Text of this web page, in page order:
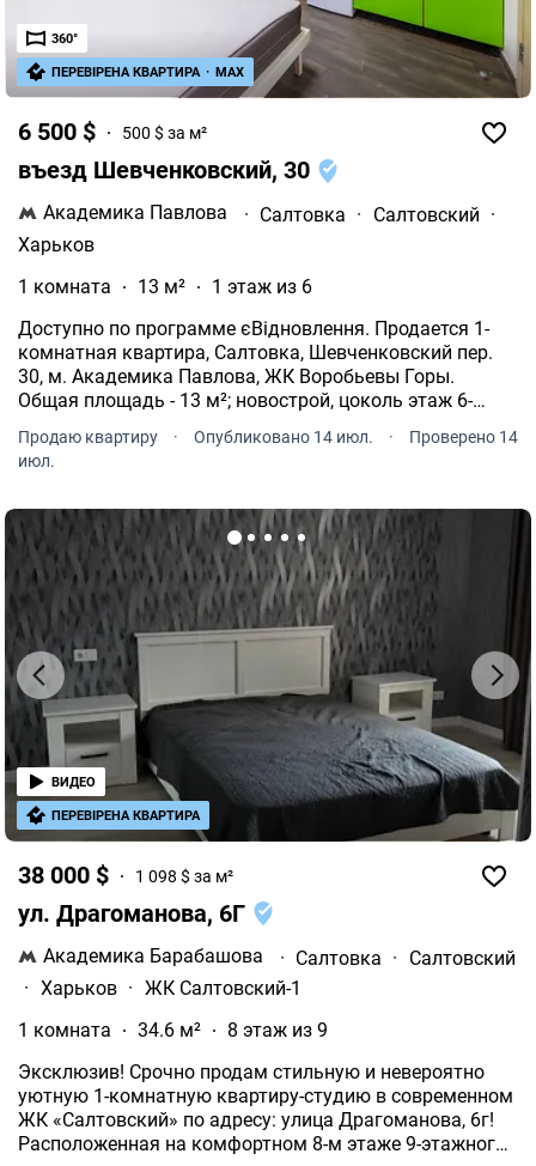
6 500 $ 500 $ за м²
въезд Шевченковский, 30
Академика Павлова · Салтовка · Салтовский ·
Харьков
1 комната
13 м²
1 этаж из 6
Доступно по программе єВідновлення. Продается 1-
комнатная квартира, Салтовка, Шевченковский пер.
30, м. Академика Павлова, ЖК Воробьевы Горы.
Общая площадь - 13 м²; новострой, цоколь этаж 6-
этажного дома. Формат квартиры: кухня-гостиная,
санузел.
Продаю квартиру · Опубликовано 14 июл. ·
Проверено 14
июл.
360°
ПЕРЕВІРЕНА КВАРТИРА · MAX
38 000 $ 1 098 $ за м²
ул. Драгоманова, 6Г
Академика Барабашова · Салтовка ·
Салтовский
· Харьков · ЖК Салтовский-1
1 комната
34.6 м²
8 этаж из 9
Эксклюзив! Срочно продам стильную и невероятно
уютную 1-комнатную квартиру-студию в современном
ЖК «Салтовский» по адресу: улица Драгоманова, 6г!
Расположенная на комфортном 8-м этаже 9-этажного
ВИДЕО
ПЕРЕВІРЕНА КВАРТИРА